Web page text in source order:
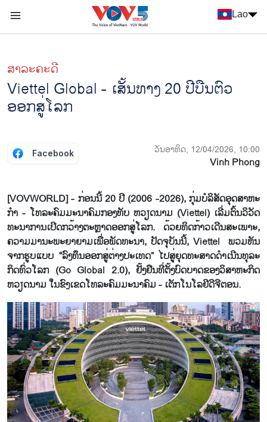
Lao
ສາລະຄະດີ
Viettel Global - ເສັ້ນ​ທາງ 20 ປີ​ບືນ​ຕົວ​
ອອກ​ສູ່​ໂລກ
Facebook ວັນອາທິດ, 12/04/2026, 10:00
Vinh Phong
[VOVWORLD] - ກ່ອນ​ນີ້ 20 ປີ (2006 -2026), ກຸ່ມ​ບໍ​ລິ​ສັດອຸດ​ສາ​ຫະ​
ກຳ - ໂທ​ລະ​ຄົມ​ມະ​ນາ​ຄົມ​ກອງ​ທັບ ຫວຽດນາມ (Viettel) ເລີ່ມ​ຕົ້ນ​ວິ​ວັດ​
ທະ​ນາ​ການ​ເປີດກວ້າງ​ຕະຫຼາດ​ອອກ​ສູ່​ໂລກ. ດ້ວຍ​ທິດ​ກ້າວ​ເດີນ​ສະ​ເພາະ,
ຄວາມ​ມາ​ນະ​ພະ​ຍາ​ຍາມ​ເພື່ອ​ພັດ​ທະ​ນາ, ປັດ​ຈຸ​ບັນ​ນີ້, Viettel ພວມ​ຫັນ​
ຈາກ​ຮູບ​ແບບ “ລົງ​ທ​ຶນ​ອອກ​ສູ່​ຕ​່າງ​ປະ​ເທດ” ໄປ​ສູ່​ຍຸດ​ທະ​ສາດ​ດຳ​ເນີນ​ທຸ​ລະ​
ກິດ​ທົ່ວ​ໂລກ (Go Global 2.0), ຢັ້ງ​ຢືນ​ທີ່​ຕັ້ງ​ບົດ​ບາດຂອງວິ​ສາ​ຫະ​ກິດ
ຫວຽດ​ນາມ ໃນ​ຂົງ​ເຂດ​ໂທ​ລະ​ຄົມ​ມະ​ນາ​ຄົມ - ເຕັກ​ໂນ​ໂລ​ຢີ​ດີ​ຈີ​ຕອນ.